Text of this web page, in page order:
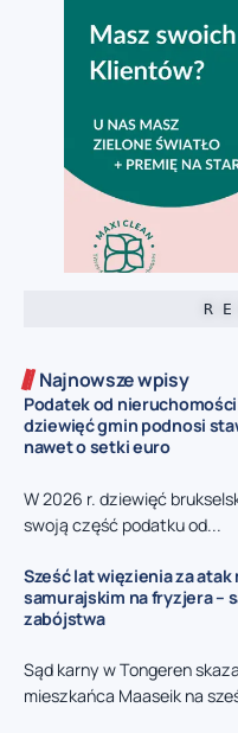
R
Najnowsze wpisy
Podatek od
dziewięć gmin podnosi
nawet o setki euro
W 2026 r. dziewięć
swoją część podatku od...
Sześć lat więzienia za atak
samurajskim na fryzjera –
zabójstwa
Sąd karny w Tongeren
mieszkańca Maaseik na